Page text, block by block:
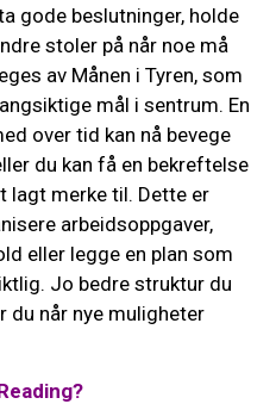
gode beslutninger, holde
stoler på når noe må
av Månen i Tyren, som
mål i sentrum. En
over tid kan nå bevege
du kan få en bekreftelse
lagt merke til. Dette er
arbeidsoppgaver,
eller legge en plan som
Jo bedre struktur du
du når nye muligheter